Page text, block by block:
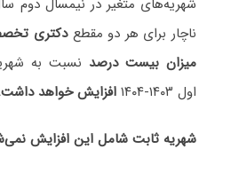
ناچار برای هر دو مقطعدکتری
میزان بیست درصد نسبت به
اول ۱۴۰۳-۱۴۰۴
افزایش خواهد
شهریه ثابت شامل این افزایش